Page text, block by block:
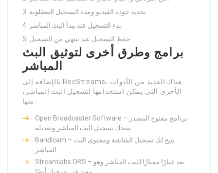
برامج وطرق أخرى لتوثيق البث
المباشر
بالإضافة إلى RecStreams، هناك العديد من الأدوات
الأخرى التي يمكن استخدامها لتسجيل البث المباشر،
منها:
Open Broadcaster Software – برنامج مفتوح المصدر
Bandicam – يتيح لك تسجيل الشاشة ومحتوى البث
Streamlabs OBS – يعد خيارًا ممتازًا للبث المباشر وهو